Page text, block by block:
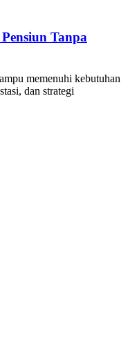
Tanpa
memenuhi kebutuhan
dan strategi